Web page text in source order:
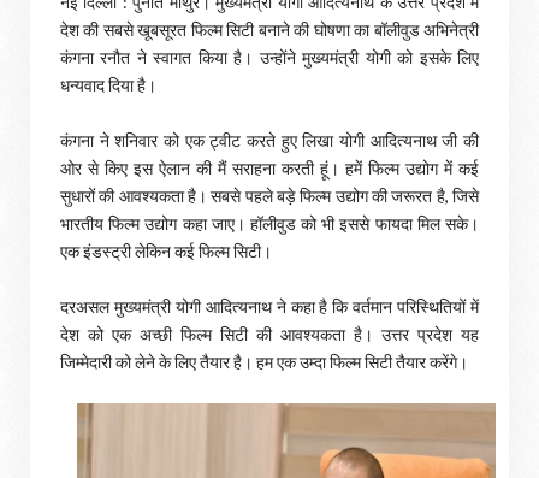
देश की सबसे खूबसूरत फिल्म सिटी बनाने की घोषणा का बॉलीवुड अभिनेत्री
कंगना रनौत ने स्वागत किया है। उन्होंने मुख्यमंत्री योगी को इसके लिए
धन्यवाद दिया है।
कंगना ने शनिवार को एक ट्वीट करते हुए लिखा योगी आदित्यनाथ जी की
ओर से किए इस ऐलान की मैं सराहना करती हूं। हमें फिल्म उद्योग में कई
सुधारों की आवश्यकता है। सबसे पहले बड़े फिल्म उद्योग की जरूरत है, जिसे
भारतीय फिल्म उद्योग कहा जाए। हॉलीवुड को भी इससे फायदा मिल सके।
एक इंडस्ट्री लेकिन कई फिल्म सिटी।
दरअसल मुख्यमंत्री योगी आदित्यनाथ ने कहा है कि वर्तमान परिस्थितियों में
देश को एक अच्छी फिल्म सिटी की आवश्यकता है। उत्तर प्रदेश यह
जिम्मेदारी को लेने के लिए तैयार है। हम एक उम्दा फिल्म सिटी तैयार करेंगे।